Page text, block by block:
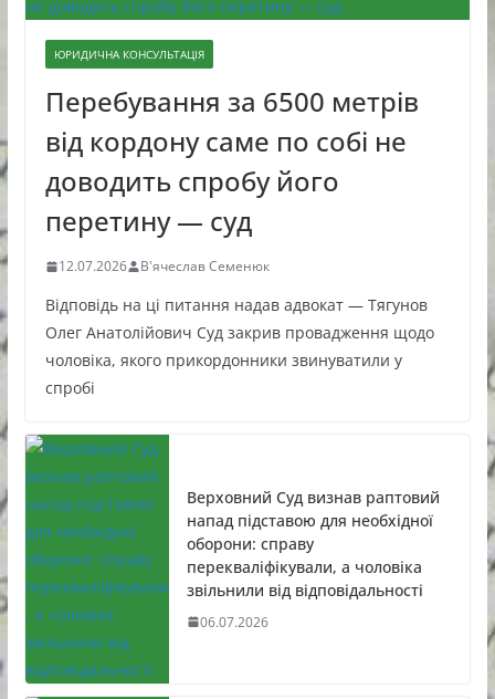
ЮРИДИЧНА КОНСУЛЬТАЦІЯ
Перебування за 6500 метрів
від кордону саме по собі не
доводить спробу його
перетину — суд
12.07.2026 В'ячеслав Семенюк
Відповідь на ці питання надав адвокат — Тягунов
Олег Анатолійович Суд закрив провадження щодо
чоловіка, якого прикордонники звинуватили у
спробі
Верховний Суд визнав раптовий
напад підставою для необхідної
оборони: справу
перекваліфікували, а чоловіка
звільнили від відповідальності
06.07.2026